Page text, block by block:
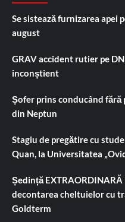
Se sistează furnizarea apei
august
GRAV accident rutier pe
inconștient
Șofer prins conducând
din Neptun
Stagiu de pregătire cu
Quan, la Universitatea
Ședință
decontarea cheltuielor cu
Goldterm